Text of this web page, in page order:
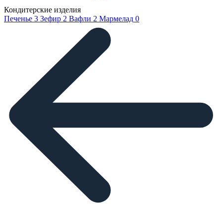
Кондитерские изделия
Печенье 3 Зефир 2 Вафли 2 Мармелад 0